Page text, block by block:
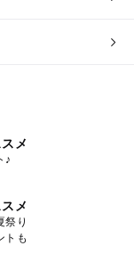
メ
♪
メ
祭り
トも